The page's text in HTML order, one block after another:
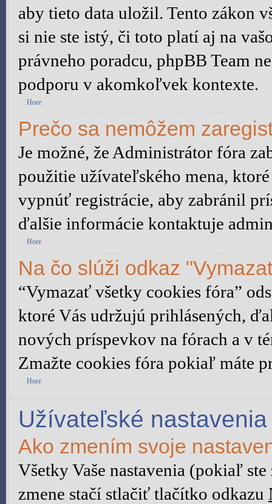
aby tieto data uložil. Tento zákon
si nie ste istý, či toto platí aj na
právneho poradcu, phpBB Team
podporu v akomkoľvek kontexte.
Hore
Prečo sa nemôžem
Je možné, že Administrátor fóra
použitie užívateľského mena,
vypnúť registrácie, aby zabránil
ďalšie informácie kontaktuje
Hore
Na čo slúži odkaz
“Vymazať všetky cookies fóra”
ktoré Vás udržujú prihlásených,
nových príspevkov na fórach a v
Zmažte cookies fóra pokiaľ máte
Hore
Užívateľské nastavenia
Ako zmením svoje
Všetky Vaše nastavenia (pokiaľ
zmene stačí stlačiť tlačítko odkazu